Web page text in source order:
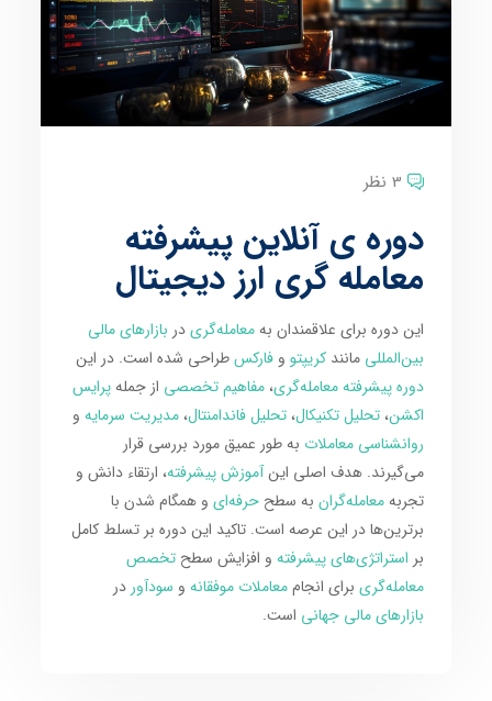
3 نظر
دوره ی آنلاین پیشرفته
معامله گری ارز دیجیتال
این دوره برای علاقمندان بهمعامله‌گریدر بازارهای مالی
بین‌المللی مانندکریپتو وفارکسطراحی شده است. در این
دوره پیشرفته معامله‌گری،مفاهیم تخصصی از جملهپرایس
اکشن،تحلیل تکنیکال،تحلیل فاندامنتال،مدیریت سرمایه و
روانشناسی معاملات به طور عمیق مورد بررسی قرار
می‌گیرند. هدف اصلی اینآموزش پیشرفته، ارتقاء دانش و
تجربهمعامله‌گران به سطححرفه‌ای و همگام شدن با
برترین‌ها در این عرصه است. تاکید این دوره بر تسلط کامل
بر استراتژی‌های پیشرفته و افزایش سطحتخصص
معامله‌گری برای انجاممعاملات موفقانه و سودآور در
بازارهای مالی جهانی است.